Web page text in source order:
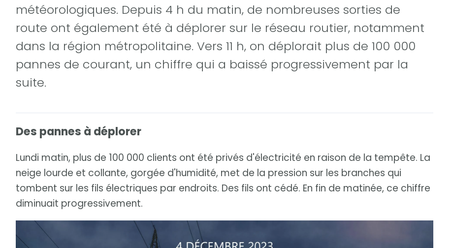
météorologiques. Depuis 4 h du matin, de nombreuses sorties de
route ont également été à déplorer sur le réseau routier, notamment
dans la région métropolitaine. Vers 11 h, on déplorait plus de 100 000
pannes de courant, un chiffre qui a baissé progressivement par la
suite.
Des pannes à déplorer
Lundi matin, plus de 100 000 clients ont été privés d'électricité en raison de la tempête. La
neige lourde et collante, gorgée d'humidité, met de la pression sur les branches qui
tombent sur les fils électriques par endroits. Des fils ont cédé. En fin de matinée, ce chiffre
diminuait progressivement.